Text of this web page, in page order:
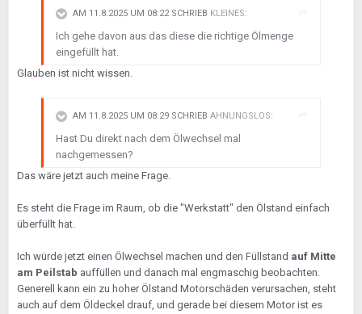
AM 11.8.2025 UM 08:22 SCHRIEB KLEINES:
Ich gehe davon aus das diese die richtige Ölmenge
eingefüllt hat.
Glauben ist nicht wissen.
AM 11.8.2025 UM 08:29 SCHRIEB AHNUNGSLOS:
Hast Du direkt nach dem Ölwechsel mal
nachgemessen?
Das wäre jetzt auch meine Frage.
Es steht die Frage im Raum, ob die "Werkstatt" den Ölstand einfach
überfüllt hat.
Ich würde jetzt einen Ölwechsel machen und den Füllstand auf Mitte
am Peilstab auffüllen und danach mal engmaschig beobachten.
Generell kann ein zu hoher Ölstand Motorschäden verursachen, steht
auch auf dem Öldeckel drauf, und gerade bei diesem Motor ist es